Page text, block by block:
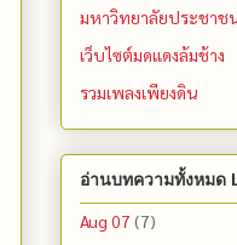
มหาวิทยาลัยประชาช
เว็บไซต์มดแดงล้มช้าง
รวมเพลงเพียงดิน
อ่านบทความทั้งหมด
Aug 07 (7)